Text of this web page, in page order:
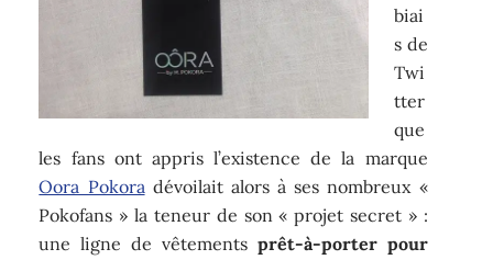
biai
s de
Twi
tter
que
les fans ont appris l’existence de la marque
Oora Pokoradévoilait alors à ses nombreux «
Pokofans » la teneur de son « projet secret » :
une ligne de vêtements prêt-à-porter pour